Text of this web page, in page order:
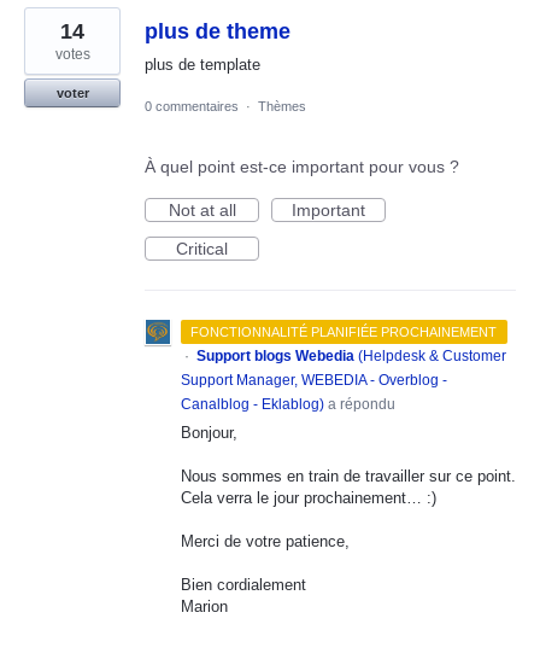
plus de theme
plus de template
14
votes
voter
0 commentaires
· Thèmes
À quel point est-ce important pour vous ?
Not at all
Important
Critical
FONCTIONNALITÉ PLANIFIÉE PROCHAINEMENT
· Support blogs Webedia (Helpdesk & Customer
Support Manager, WEBEDIA - Overblog -
Canalblog - Eklablog) a répondu
Bonjour,
Nous sommes en train de travailler sur ce point.
Cela verra le jour prochainement… :)
Merci de votre patience,
Bien cordialement
Marion